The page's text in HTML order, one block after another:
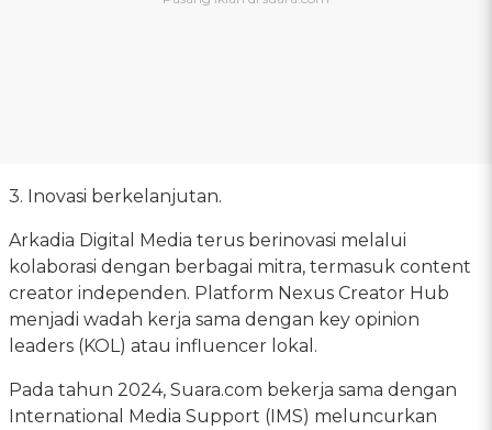
3. Inovasi berkelanjutan.
Arkadia Digital Media terus berinovasi melalui
kolaborasi dengan berbagai mitra, termasuk content
creator independen. Platform Nexus Creator Hub
menjadi wadah kerja sama dengan key opinion
leaders (KOL) atau influencer lokal.
Pada tahun 2024, Suara.com bekerja sama dengan
International Media Support (IMS) meluncurkan